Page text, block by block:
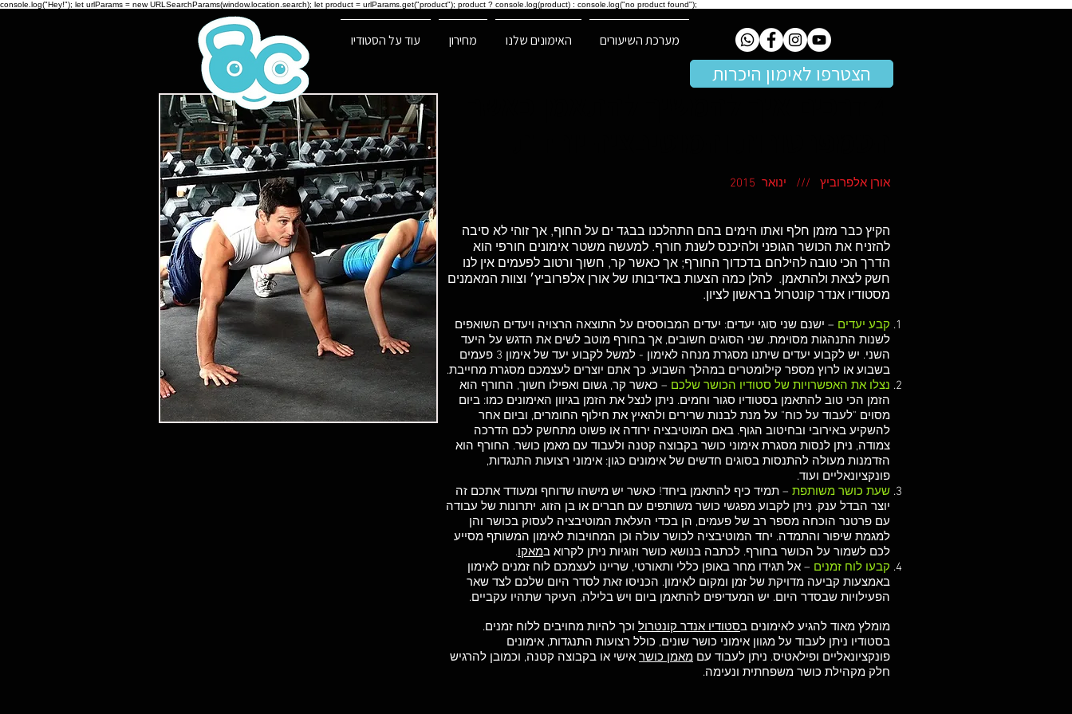
console.log("Hey!"); let urlParams = new URLSearchParams(window.location.search); let product = urlParams.get("product"); product ? console.log(product) : console.log("no product found");
עוד על הסטודיו מחירון האימונים שלנו מערכת השיעורים
הצטרפו לאימון היכרות
אורן אלפרוביץ /// ינואר 2015
הקיץ כבר מזמן חלף ואתו הימים בהם התהלכנו בבגד ים על החוף, אך זוהי לא סיבה
להזניח את הכושר הגופני ולהיכנס לשנת חורף. למעשה משטר אימונים חורפי הוא
הדרך הכי טובה להילחם בדכדוך החורף; אך כאשר קר, חשוך ורטוב לפעמים אין לנו
חשק לצאת ולהתאמן. להלן כמה הצעות באדיבותו של אורן אלפרוביץ׳ וצוות המאמנים
מסטודיו אנדר קונטרול בראשון לציון.
קבע יעדים – ישנם שני סוגי יעדים: יעדים המבוססים על התוצאה הרצויה ויעדים השואפים
לשנות התנהגות מסוימת. שני הסוגים חשובים, אך בחורף מוטב לשים את הדגש על היעד
השני. יש לקבוע יעדים שיתנו מסגרת מנחה לאימון - למשל לקבוע יעד של אימון 3 פעמים
בשבוע או לרוץ מספר קילומטרים במהלך השבוע. כך אתם יוצרים לעצמכם מסגרת מחייבת.
נצלו את האפשרויות של סטודיו הכושר שלכם – כאשר קר, גשום ואפילו חשוך, החורף הוא
הזמן הכי טוב להתאמן בסטודיו סגור וחמים. ניתן לנצל את הזמן בגיוון האימונים כמו: ביום
מסוים "לעבוד על כוח" על מנת לבנות שרירים ולהאיץ את חילוף החומרים, וביום אחר
להשקיע באירובי ובחיטוב הגוף. באם המוטיבציה ירודה או פשוט מתחשק לכם הדרכה
צמודה, ניתן לנסות מסגרת אימוני כושר בקבוצה קטנה ולעבוד עם מאמן כושר. החורף הוא
הזדמנות מעולה להתנסות בסוגים חדשים של אימונים כגון: אימוני רצועות התנגדות,
פונקציונאליים ועוד.
שעת כושר משותפת – תמיד כיף להתאמן ביחד! כאשר יש מישהו שדוחף ומעודד אתכם זה
יוצר הבדל ענק. ניתן לקבוע מפגשי כושר משותפים עם חברים או בן הזוג. יתרונות של עבודה
עם פרטנר הוכחה מספר רב של פעמים, הן בכדי העלאת המוטיבציה לעסוק בכושר והן
למגמת שיפור והתמדה. יחד המוטיבציה לכושר עולה וכן המחויבות לאימון המשותף מסייע
לכם לשמור על הכושר בחורף. לכתבה בנושא כושר וזוגיות ניתן לקרוא במאקו.
קבעו לוח זמנים – אל תגידו מחר באופן כללי ותאורטי, שריינו לעצמכם לוח זמנים לאימון
באמצעות קביעה מדויקת של זמן ומקום לאימון. הכניסו זאת לסדר היום שלכם לצד שאר
הפעילויות שבסדר היום. יש המעדיפים להתאמן ביום ויש בלילה, העיקר שתהיו עקביים.
מומלץ מאוד להגיע לאימונים בסטודיו אנדר קונטרול וכך להיות מחויבים ללוח זמנים.
בסטודיו ניתן לעבוד על מגוון אימוני כושר שונים, כולל רצועות התנגדות, אימונים
פונקציונאליים ופילאטיס. ניתן לעבוד עם מאמן כושר אישי או בקבוצה קטנה, וכמובן להרגיש
חלק מקהילת כושר משפחתית ונעימה.